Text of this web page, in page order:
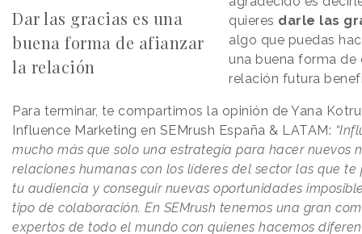
Dar las gracias es una
buena forma de afianzar
la relación
quieres darle las
algo que puedas
una buena forma
relación futura
Para terminar, te compartimos la opinión de Yana
Influence Marketing en SEMrush España & LATAM:
mucho más que solo una estrategia para hacer nuevos
relaciones humanas con los líderes del sector las que
tu audiencia y conseguir nuevas oportunidades
tipo de colaboración. En SEMrush tenemos una gran
expertos de todo el mundo con quienes hacemos